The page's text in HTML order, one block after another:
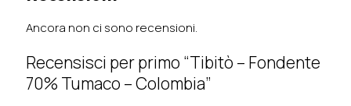
Ancora non ci sono recensioni.
Recensisci per primo “Tibitò – Fondente
70% Tumaco – Colombia”